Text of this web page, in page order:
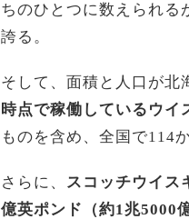
ちのひとつに数えられる
誇る。
そして、面積と人口が北
時点で稼働しているウイ
ものを含め、全国で114
さらに、 スコッチウイス
億英ポンド（約1兆5000